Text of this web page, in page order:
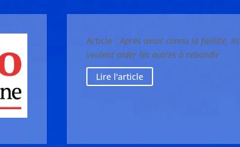
Article :Après avoir connu la faillite, ils
veulent aider les autres à rebondir
Lire l'article